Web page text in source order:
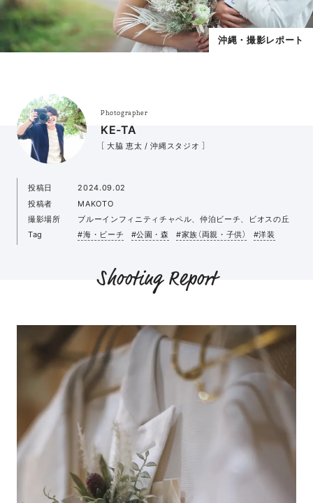
沖縄・撮影レポート
Photographer
KE-TA
［ 大脇 恵太 / 沖縄スタジオ ］
投稿日
2024.09.02
投稿者
MAKOTO
撮影場所
ブルーインフィニティチャペル、仲泊ビーチ、ビオスの丘
Tag
#海・ビーチ #公園・森 #家族（両親・子供） #洋装
Shooting Report